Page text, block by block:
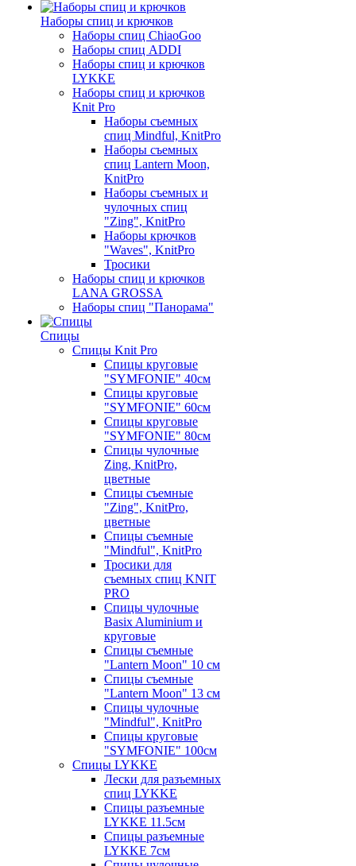
Наборы спиц и крючков
Наборы спиц ChiaoGoo
Наборы спиц ADDI
Наборы спиц и крючков
LYKKE
Наборы спиц и крючков
Knit Pro
Наборы съемных
спиц Mindful, KnitPro
Наборы съемных
спиц Lantern Moon,
KnitPro
Наборы съемных и
чулочных спиц
"Zing", KnitPro
Наборы крючков
"Waves", KnitPro
Тросики
Наборы спиц и крючков
LANA GROSSA
Наборы спиц "Панорама"
Спицы
Спицы Knit Pro
Спицы круговые
"SYMFONIE" 40см
Спицы круговые
"SYMFONIE" 60см
Спицы круговые
"SYMFONIE" 80см
Спицы чулочные
Zing, KnitPro,
цветные
Спицы съемные
"Zing", KnitPro,
цветные
Спицы съемные
"Mindful", KnitPro
Тросики для
съемных спиц KNIT
PRO
Спицы чулочные
Basix Aluminium и
круговые
Спицы съемные
"Lantern Moon" 10 см
Спицы съемные
"Lantern Moon" 13 см
Спицы чулочные
"Mindful", KnitPro
Спицы круговые
"SYMFONIE" 100см
Спицы LYKKE
Лески для разъемных
спиц LYKKE
Спицы разъемные
LYKKE 11.5см
Спицы разъемные
LYKKE 7см